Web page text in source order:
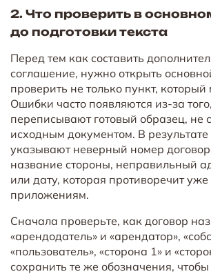
2. Что проверить в
до подготовки текста
Перед тем как составить
соглашение, нужно открыть
проверить не только пункт, который
Ошибки часто появляются из-за
переписывают готовый образец, не
исходным документом. В
указывают неверный номер
название стороны, неправильный
или дату, которая противоречит
приложениям.
Сначала проверьте, как договор
«арендодатель» и «арендатор»,
«пользователь», «сторона 1» и
сохранить те же обозначения,